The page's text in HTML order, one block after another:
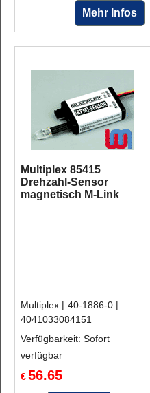
Mehr Infos
Multiplex 85415
Drehzahl-Sensor
magnetisch M-Link
€56.65
Multiplex
40-1886-0
4041033084151
Verfügbarkeit: Sofort
verfügbar